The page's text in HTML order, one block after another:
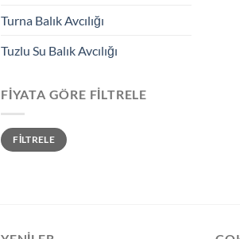
Turna Balık Avcılığı
Tuzlu Su Balık Avcılığı
FIYATA GÖRE FILTRELE
En
düşük
fiyat
En
yüksek
fiyat
FILTRELE